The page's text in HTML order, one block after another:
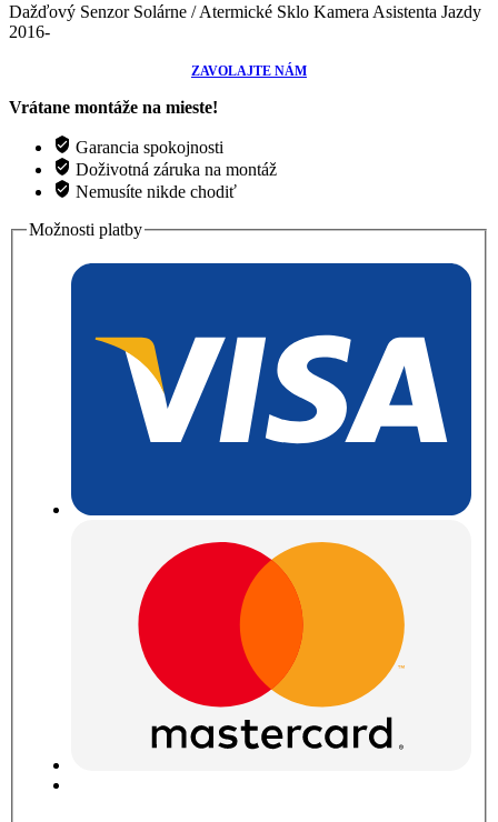
Dažďový Senzor Solárne / Atermické Sklo Kamera Asistenta Jazdy
2016-
ZAVOLAJTE NÁM
Vrátane montáže na mieste!
Garancia spokojnosti
Doživotná záruka na montáž
Nemusíte nikde chodiť
Možnosti platby